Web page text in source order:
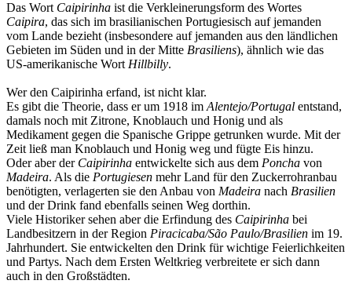
Das Wort Caipirinha ist die Verkleinerungsform des Wortes
Caipira, das sich im brasilianischen Portugiesisch auf jemanden
vom Lande bezieht (insbesondere auf jemanden aus den ländlichen
Gebieten im Süden und in der Mitte Brasiliens), ähnlich wie das
US-amerikanische Wort Hillbilly.
Wer den Caipirinha erfand, ist nicht klar.
Es gibt die Theorie, dass er um 1918 im Alentejo/Portugal entstand,
damals noch mit Zitrone, Knoblauch und Honig und als
Medikament gegen die Spanische Grippe getrunken wurde. Mit der
Zeit ließ man Knoblauch und Honig weg und fügte Eis hinzu.
Oder aber der Caipirinha entwickelte sich aus dem Poncha von
Madeira. Als die Portugiesen mehr Land für den Zuckerrohranbau
benötigten, verlagerten sie den Anbau von Madeira nach Brasilien
und der Drink fand ebenfalls seinen Weg dorthin.
Viele Historiker sehen aber die Erfindung des Caipirinha bei
Landbesitzern in der Region Piracicaba/São Paulo/Brasilien im 19.
Jahrhundert. Sie entwickelten den Drink für wichtige Feierlichkeiten
und Partys. Nach dem Ersten Weltkrieg verbreitete er sich dann
auch in den Großstädten.